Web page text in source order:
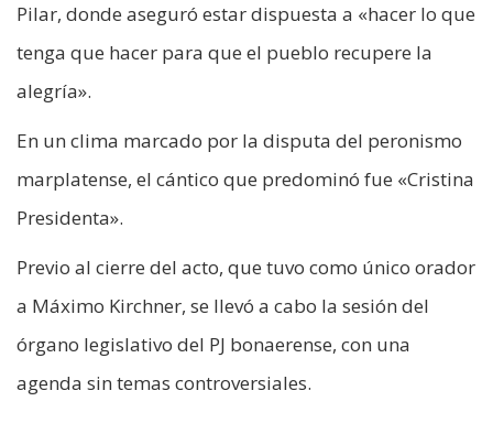
Pilar, donde aseguró estar dispuesta a «hacer lo que
tenga que hacer para que el pueblo recupere la
alegría».
En un clima marcado por la disputa del peronismo
marplatense, el cántico que predominó fue «Cristina
Presidenta».
Previo al cierre del acto, que tuvo como único orador
a Máximo Kirchner, se llevó a cabo la sesión del
órgano legislativo del PJ bonaerense, con una
agenda sin temas controversiales.